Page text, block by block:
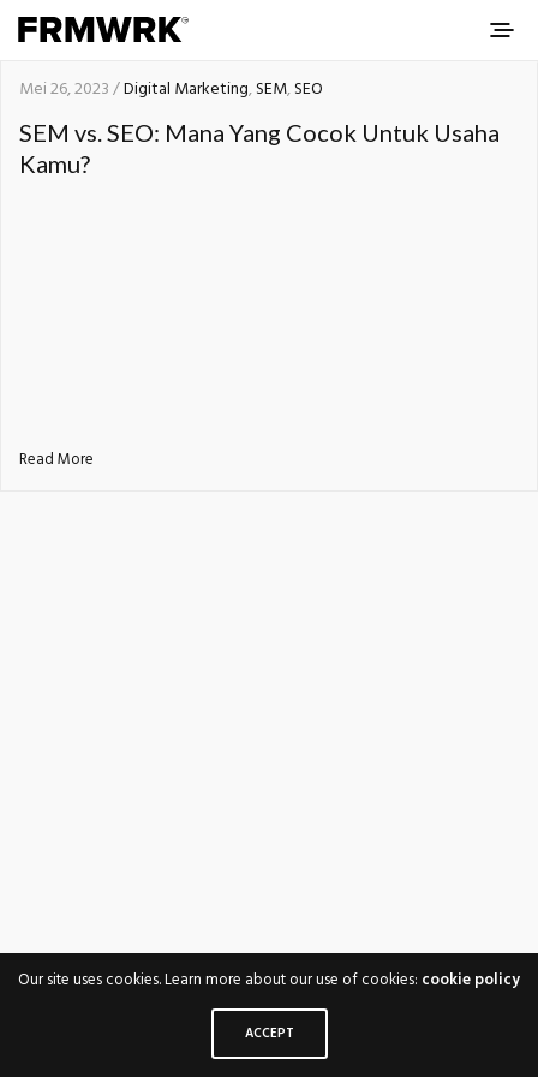
Mei 26, 2023 /Digital Marketing,SEM,SEO
SEM vs. SEO: Mana Yang Cocok Untuk Usaha
Kamu?
Read More
Our site uses cookies. Learn more about our use of cookies: cookie policy
ACCEPT